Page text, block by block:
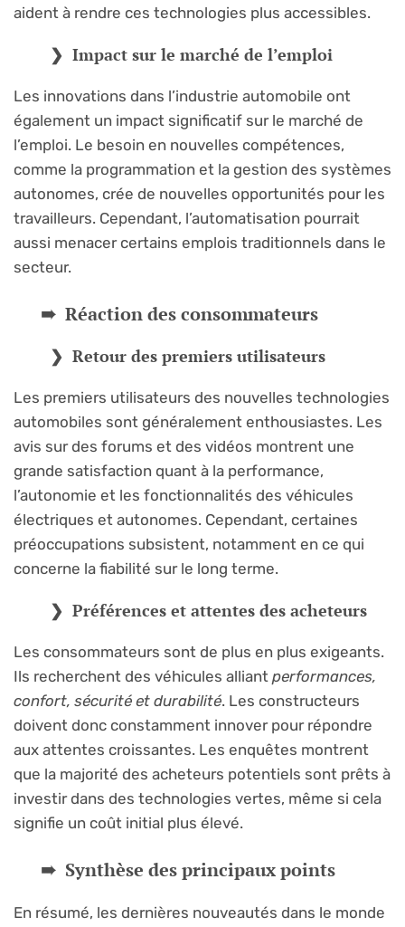
aident à rendre ces technologies plus accessibles.
Impact sur le marché de l’emploi
Les innovations dans l’industrie automobile ont
également un impact significatif sur le marché de
l’emploi. Le besoin en nouvelles compétences,
comme la programmation et la gestion des systèmes
autonomes, crée de nouvelles opportunités pour les
travailleurs. Cependant, l’automatisation pourrait
aussi menacer certains emplois traditionnels dans le
secteur.
Réaction des consommateurs
Retour des premiers utilisateurs
Les premiers utilisateurs des nouvelles technologies
automobiles sont généralement enthousiastes. Les
avis sur des forums et des vidéos montrent une
grande satisfaction quant à la performance,
l’autonomie et les fonctionnalités des véhicules
électriques et autonomes. Cependant, certaines
préoccupations subsistent, notamment en ce qui
concerne la fiabilité sur le long terme.
Préférences et attentes des acheteurs
Les consommateurs sont de plus en plus exigeants.
Ils recherchent des véhicules alliant performances,
confort, sécurité et durabilité. Les constructeurs
doivent donc constamment innover pour répondre
aux attentes croissantes. Les enquêtes montrent
que la majorité des acheteurs potentiels sont prêts à
investir dans des technologies vertes, même si cela
signifie un coût initial plus élevé.
Synthèse des principaux points
En résumé, les dernières nouveautés dans le monde